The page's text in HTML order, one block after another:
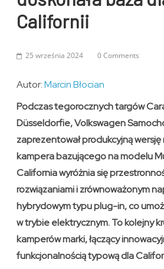
Californii
25 września 2024 0 Comments
Autor:Marcin Błocian
Podczas tegorocznych targów
Düsseldorfie, Volkswagen
zaprezentował produkcyjną
kampera bazującego na modelu
California wyróżnia się
rozwiązaniami i zrównoważonym
hybrydowym typu plug-in, co
w trybie elektrycznym. To kolejny
kamperów marki, łączący
funkcjonalnością typową dla